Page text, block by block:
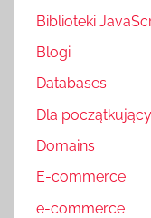
Biblioteki
Blogi
Databases
Dla
Domains
E-commerce
e-commerce